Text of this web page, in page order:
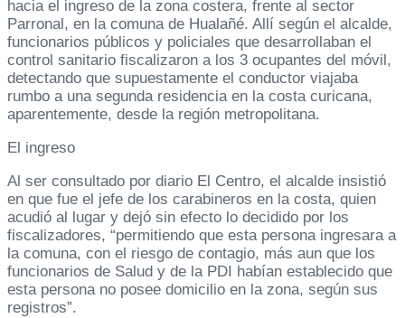
hacia el ingreso de la zona costera, frente al sector
Parronal, en la comuna de Hualañé. Allí según el alcalde,
funcionarios públicos y policiales que desarrollaban el
control sanitario fiscalizaron a los 3 ocupantes del móvil,
detectando que supuestamente el conductor viajaba
rumbo a una segunda residencia en la costa curicana,
aparentemente, desde la región metropolitana.
El ingreso
Al ser consultado por diario El Centro, el alcalde insistió
en que fue el jefe de los carabineros en la costa, quien
acudió al lugar y dejó sin efecto lo decidido por los
fiscalizadores, “permitiendo que esta persona ingresara a
la comuna, con el riesgo de contagio, más aun que los
funcionarios de Salud y de la PDI habían establecido que
esta persona no posee domicilio en la zona, según sus
registros”.